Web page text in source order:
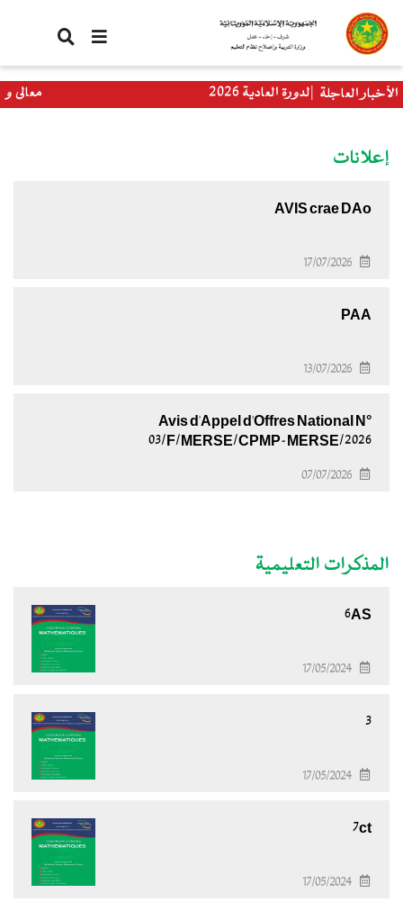
تجاوز
إلى
المحتوى
الرئيسي
الأخبار العاجلةالدورة العادية 2026
معالي وزيرة
إعلانات
AVIS crae DAo
17/07/2026
PAA
13/07/2026
Avis d'Appel d'Offres National N°
03/F/MERSE/CPMP-MERSE/2026
07/07/2026
المذكرات التعليمية
6AS
17/05/2024
3
17/05/2024
7ct
17/05/2024